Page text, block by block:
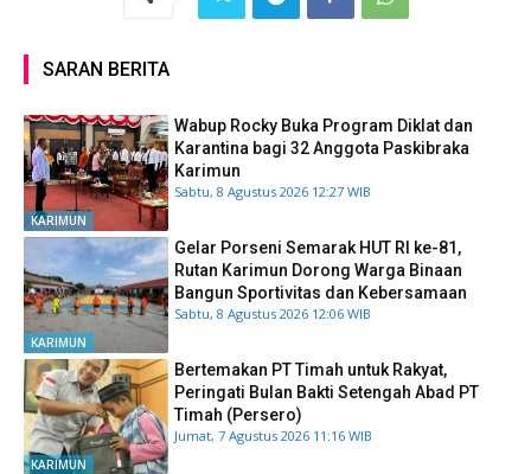
SARAN BERITA
KARIMUN
Wabup Rocky Buka Program Diklat dan
Karantina bagi 32 Anggota Paskibraka
Karimun
Sabtu, 8 Agustus 2026 12:27 WIB
KARIMUN
Gelar Porseni Semarak HUT RI ke-81,
Rutan Karimun Dorong Warga Binaan
Bangun Sportivitas dan Kebersamaan
Sabtu, 8 Agustus 2026 12:06 WIB
KARIMUN
Bertemakan PT Timah untuk Rakyat,
Peringati Bulan Bakti Setengah Abad PT
Timah (Persero)
Jumat, 7 Agustus 2026 11:16 WIB